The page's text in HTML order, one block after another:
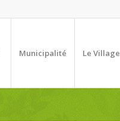
Municipalité Le Village